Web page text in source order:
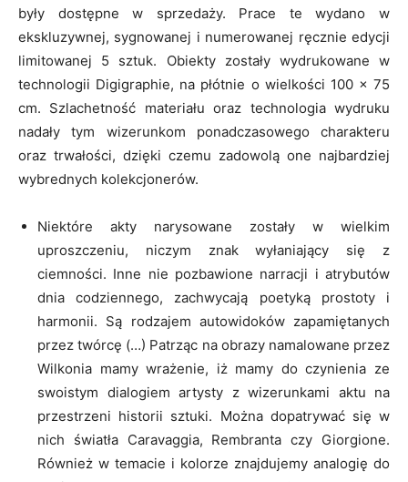
były dostępne w sprzedaży. Prace te wydano w
ekskluzywnej, sygnowanej i numerowanej ręcznie edycji
limitowanej 5 sztuk. Obiekty zostały wydrukowane w
technologii Digigraphie, na płótnie o wielkości 100 x 75
cm. Szlachetność materiału oraz technologia wydruku
nadały tym wizerunkom ponadczasowego charakteru
oraz trwałości, dzięki czemu zadowolą one najbardziej
wybrednych kolekcjonerów.
Niektóre akty narysowane zostały w wielkim
uproszczeniu, niczym znak wyłaniający się z
ciemności. Inne nie pozbawione narracji i atrybutów
dnia codziennego, zachwycają poetyką prostoty i
harmonii. Są rodzajem autowidoków zapamiętanych
przez twórcę (…) Patrząc na obrazy namalowane przez
Wilkonia mamy wrażenie, iż mamy do czynienia ze
swoistym dialogiem artysty z wizerunkami aktu na
przestrzeni historii sztuki. Można dopatrywać się w
nich światła Caravaggia, Rembranta czy Giorgione.
Również w temacie i kolorze znajdujemy analogię do